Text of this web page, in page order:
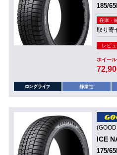
185/
在庫・
取り寄
レビュ
ホイー
ICE
175/